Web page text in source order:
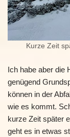
Kurze Zeit
Ich habe aber die
genügend
können in der
wie es kommt.
kurze Zeit später
geht es in etwas